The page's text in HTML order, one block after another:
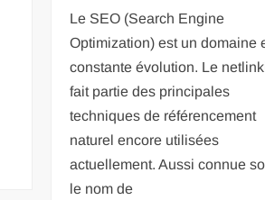
Le SEO (Search Engine
Optimization) est un domaine
constante évolution. Le
fait partie des principales
techniques de référencement
naturel encore utilisées
actuellement. Aussi connue
le nom de